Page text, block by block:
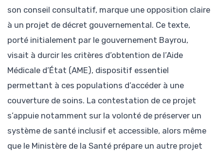
son conseil consultatif, marque une opposition claire
à un projet de décret gouvernemental. Ce texte,
porté initialement par le gouvernement Bayrou,
visait à durcir les critères d’obtention de l’Aide
Médicale d’État (AME), dispositif essentiel
permettant à ces populations d’accéder à une
couverture de soins. La contestation de ce projet
s’appuie notamment sur la volonté de préserver un
système de santé inclusif et accessible, alors même
que le Ministère de la Santé prépare un autre projet